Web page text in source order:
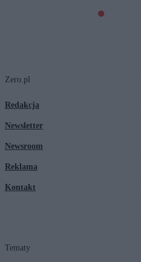
Zero.pl
Redakcja
Newsletter
Newsroom
Reklama
Kontakt
Tematy